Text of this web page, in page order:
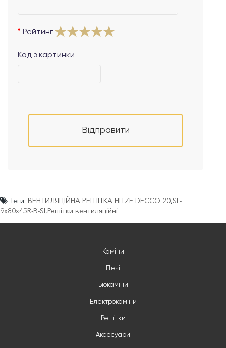
Рейтинг
Код з картинки
Відправити
Теги: ВЕНТИЛЯЦІЙНА РЕШІТКА HITZE DECCO 20,SL-
9x80x45R-B-SI,Решітки вентиляційні
Каміни
Печі
Біокаміни
Електрокаміни
Решітки
Аксесуари